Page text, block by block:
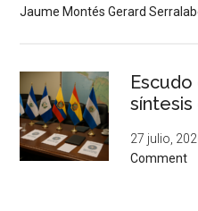
Jaume Montés Gerard
Escudo
síntesis
27 julio,
Comment